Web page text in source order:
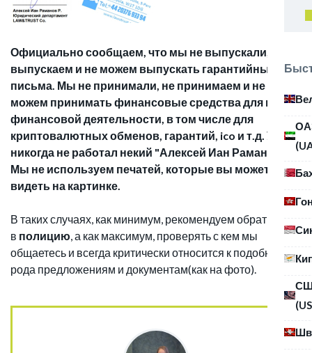
Официально сообщаем, что мы не выпускали, не
выпускаем и не можем выпускать гарантийные
письма. Мы не принимали, не принимаем и не
можем принимать финансовые средства для целей
финансовой деятельности, в том числе для
криптовалютных обменов, гарантий, ico и т.д. У нас
никогда не работал некий "Алексей Иан Раманов".
Мы не используем печатей, которые вы можете
видеть на картинке.
В таких случаях, как минимум, рекомендуем обратиться
в полицию, а как максимум, проверять с кем мы
общаетесь и всегда критически относится к подобного
рода предложениям и документам(как на фото).